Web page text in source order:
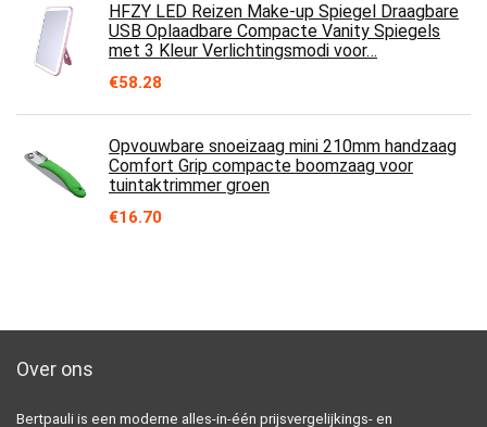
HFZY LED Reizen Make-up Spiegel Draagbare
USB Oplaadbare Compacte Vanity Spiegels
met 3 Kleur Verlichtingsmodi voor…
€58.28
Opvouwbare snoeizaag mini 210mm handzaag
Comfort Grip compacte boomzaag voor
tuintaktrimmer groen
€16.70
Over ons
Bertpauli is een moderne alles-in-één prijsvergelijkings- en